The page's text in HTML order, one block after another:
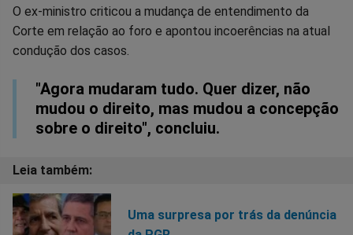
O ex-ministro criticou a mudança de entendimento da
Corte em relação ao foro e apontou incoerências na atual
condução dos casos.
"Agora mudaram tudo. Quer dizer, não
mudou o direito, mas mudou a concepção
sobre o direito", concluiu.
Uma surpresa por trás da denúncia